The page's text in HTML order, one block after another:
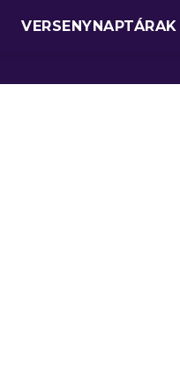
VERSENYNAPTÁRAK